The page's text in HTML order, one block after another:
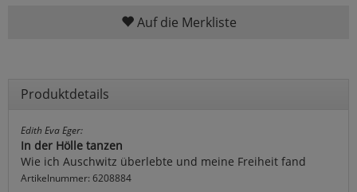
Auf die Merkliste
Produktdetails
Edith Eva Eger:
In der Hölle tanzen
Wie ich Auschwitz überlebte und meine Freiheit fand
Artikelnummer: 6208884